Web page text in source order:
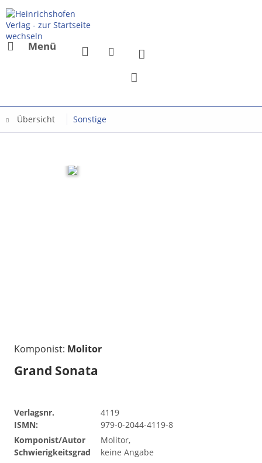
Menü
Übersicht Sonstige
Komponist: Molitor
Grand Sonata
Verlagsnr.
4119
ISMN:
979-0-2044-4119-8
Komponist/Autor
Molitor,
Schwierigkeitsgrad
keine Angabe